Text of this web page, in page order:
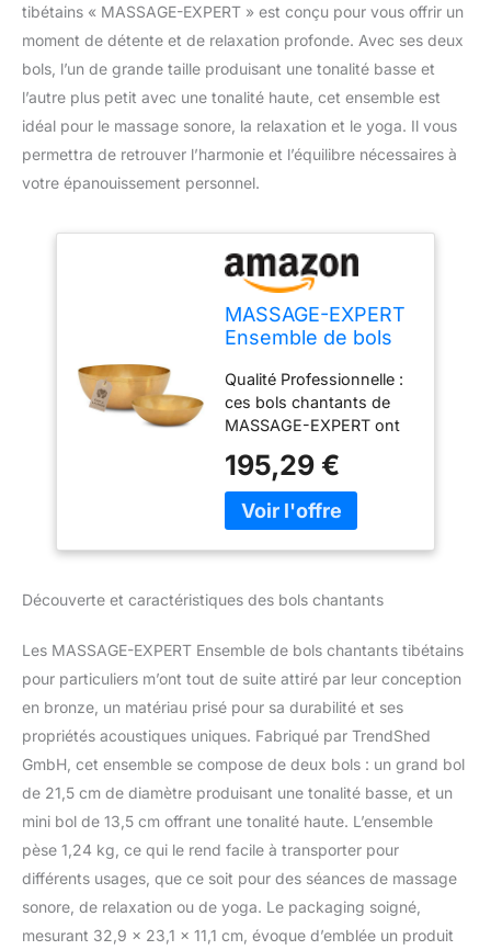
tibétains « MASSAGE-EXPERT » est conçu pour vous offrir un
moment de détente et de relaxation profonde. Avec ses deux
bols, l’un de grande taille produisant une tonalité basse et
l’autre plus petit avec une tonalité haute, cet ensemble est
idéal pour le massage sonore, la relaxation et le yoga. Il vous
permettra de retrouver l’harmonie et l’équilibre nécessaires à
votre épanouissement personnel.
MASSAGE-EXPERT
Ensemble de bols
pour particuliers [2
x bols], Grand Ø
21,5 cm - tonalité
basse, Mini Ø 13,5
cm - tonalité haute,
pour le massage
sonore, la
relaxation et le yoga
Qualité Professionnelle :
ces bols chantants de
MASSAGE-EXPERT ont
la main, avec passion.
Leur profil parfaitement
rond assure une qualité
pourrez entendre et
Profonde : le son
persistant de ce bol
chantant mais aussi ses
permettent au corps et à
l'esprit de lâcher prise.
Les vibrations subtiles
vous libèrent des
tensions, du stress et
des pensées
obsédantes, votre visage
se détend visiblement.
Des sons de la tête aux
195,29 €
Découverte et caractéristiques des bols chantants
Les MASSAGE-EXPERT Ensemble de bols chantants tibétains
pour particuliers m’ont tout de suite attiré par leur conception
en bronze, un matériau prisé pour sa durabilité et ses
propriétés acoustiques uniques. Fabriqué par TrendShed
GmbH, cet ensemble se compose de deux bols : un grand bol
de 21,5 cm de diamètre produisant une tonalité basse, et un
mini bol de 13,5 cm offrant une tonalité haute. L’ensemble
pèse 1,24 kg, ce qui le rend facile à transporter pour
différents usages, que ce soit pour des séances de massage
sonore, de relaxation ou de yoga. Le packaging soigné,
mesurant 32,9 x 23,1 x 11,1 cm, évoque d’emblée un produit